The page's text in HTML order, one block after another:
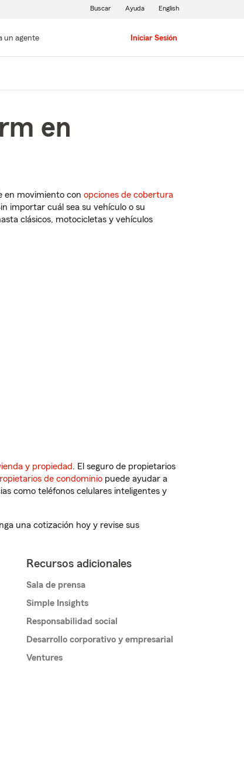
un agente Iniciar Sesión
Buscar Ayuda English
en
en movimiento con opciones de cobertura
importar cuál sea su vehículo o su
clásicos, motocicletas y vehículos
y propiedad. El seguro de propietarios
de condominio puede ayudar a
como teléfonos celulares inteligentes y
una cotización hoy y revise sus
Recursos adicionales
Sala de prensa
Simple Insights
Responsabilidad social
Desarrollo corporativo y empresarial
Ventures